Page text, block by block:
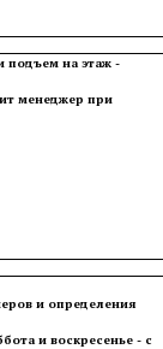
подъем на этаж -
менеджер при
и определения
и воскресенье - с